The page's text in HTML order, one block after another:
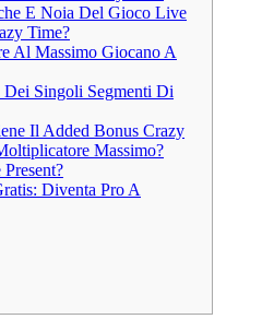
E Noia Del Gioco Live
Time?
Al Massimo Giocano A
Singoli Segmenti Di
Il Added Bonus Crazy
Massimo?
Diventa Pro A